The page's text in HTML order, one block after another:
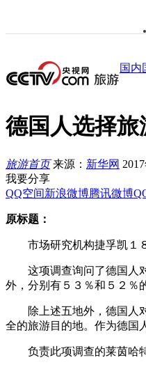
国内
德国人选择
旅游首页 来源： 新华网
我要分享
QQ空间新浪微博腾讯微博
原标题：
市场研究机构捷孚凯１８
这项调查询问了德国人对
外，分别有５３％和５２％
除上述五地外，德国人对
全的旅游目的地。作为德国
负责此项调查的莱茵哈特